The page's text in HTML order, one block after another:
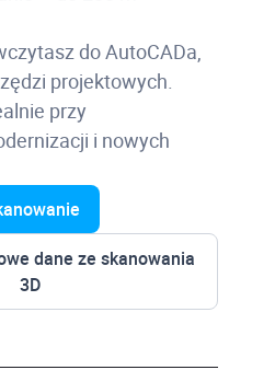
do AutoCADa,
projektowych.
przy
i nowych
dane ze skanowania
3D